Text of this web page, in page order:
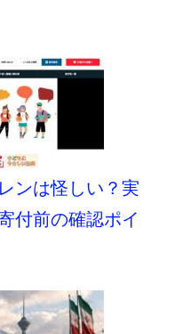
ンは怪しい？実
付前の確認ポイ